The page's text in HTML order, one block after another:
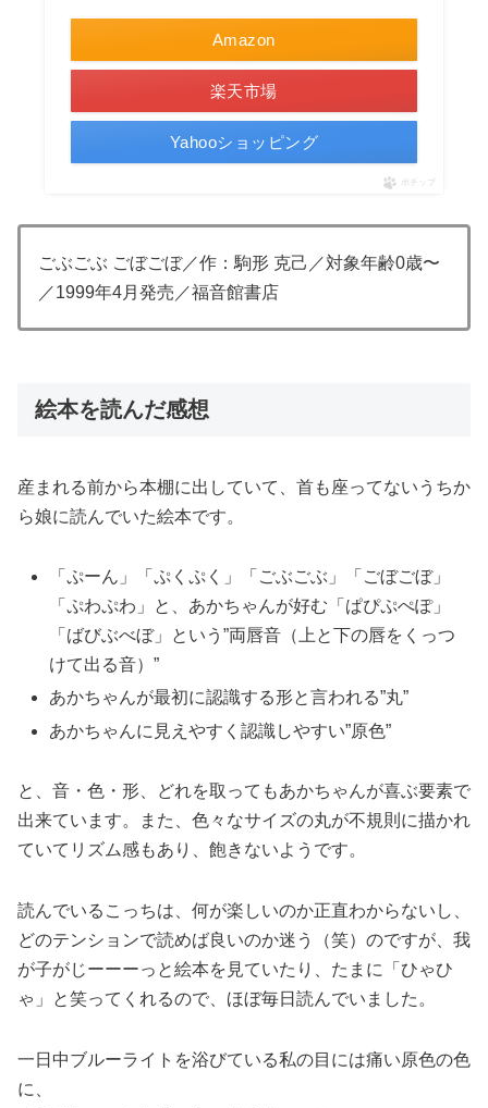
Amazon
楽天市場
Yahooショッピング
ポチップ
ごぶごぶ ごぼごぼ／作：駒形 克己／対象年齢0歳〜
／1999年4月発売／福音館書店
絵本を読んだ感想
産まれる前から本棚に出していて、首も座ってないうちか
ら娘に読んでいた絵本です。
「ぷーん」「ぷくぷく」「ごぶごぶ」「ごぼごぼ」
「ぷわぷわ」と、あかちゃんが好む「ぱぴぷぺぽ」
「ばびぶべぼ」という”両唇音（上と下の唇をくっつ
けて出る音）”
あかちゃんが最初に認識する形と言われる”丸”
あかちゃんに見えやすく認識しやすい”原色”
と、音・色・形、どれを取ってもあかちゃんが喜ぶ要素で
出来ています。また、色々なサイズの丸が不規則に描かれ
ていてリズム感もあり、飽きないようです。
読んでいるこっちは、何が楽しいのか正直わからないし、
どのテンションで読めば良いのか迷う（笑）のですが、我
が子がじーーーっと絵本を見ていたり、たまに「ひゃひ
ゃ」と笑ってくれるので、ほぼ毎日読んでいました。
一日中ブルーライトを浴びている私の目には痛い原色の色
に、